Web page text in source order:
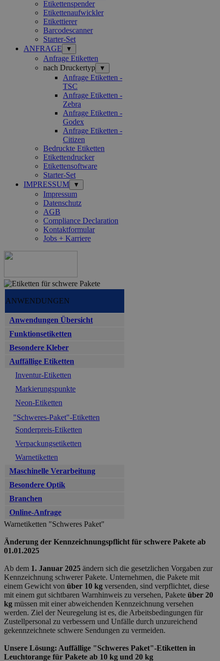
Etikettenspender
Etikettenaufwickler
Etikettierer
Barcodescanner
Starter-Set
ANFRAGE
▼
Anfrage Etiketten
nach Druckertyp
▼
Anfrage Etiketten -
TSC
Anfrage Etiketten -
Zebra
Anfrage Etiketten -
Godex
Anfrage Etiketten -
Citizen
Bedruckte Etiketten
Etikettendrucker
Etikettensoftware
Starter-Set
IMPRESSUM
▼
Impressum
Datenschutz
AGB
Compliance Declaration
Kontaktformular
Jobs + Karriere
ANWENDUNGEN
Anwendungen Übersicht
Funktionsetiketten
Besondere Kleber
Auffällige Etiketten
Inventur-Etiketten
Markierungspunkte
Neon-Etiketten
"Schweres-Paket"-Etiketten
Sonderpreis-Etiketten
Verpackungsetiketten
Warnetiketten
Maschinelle Verarbeitung
Besondere Optik
Branchen
Online-Anfrage
Warnetiketten "Schweres Paket"
Änderung der Kennzeichnungspflicht für schwere Pakete ab
01.01.2025
Ab dem 1. Januar 2025 ändern sich die gesetzlichen Vorgaben zur
Kennzeichnung schwerer Pakete. Unternehmen, die Pakete mit
einem Gewicht von über 10 kg versenden, sind verpflichtet, diese
mit einem gut sichtbaren Warnhinweis zu versehen, Pakete über 20
kg müssen mit einer abweichenden Kennzeichnung versehen
werden. Ziel der Neuregelung ist es, die Arbeitsbedingungen für
Zustellpersonal zu verbessern und Unfälle durch unzureichend
gekennzeichnete schwere Sendungen zu vermeiden.
Unsere Lösung: Auffällige "Schweres Paket"-Etiketten in
Leuchtorange für Pakete ab 10 kg und 20 kg